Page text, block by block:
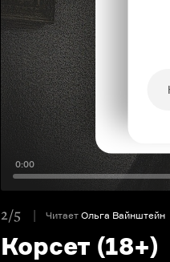
и
0:00
2/5 Читает Ольга Вайнштейн
Корсет (18+)